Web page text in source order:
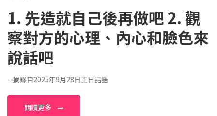
1. 先造就自己後再做吧 2. 觀
察對方的心理、內心和臉色來
說話吧
--摘錄自2025年9月28日主日話語
閱讀更多